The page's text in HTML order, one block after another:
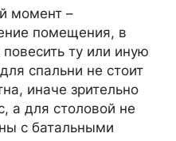
момент –
помещения, в
ту или иную
спальни не стоит
иначе зрительно
а для столовой не
с батальными